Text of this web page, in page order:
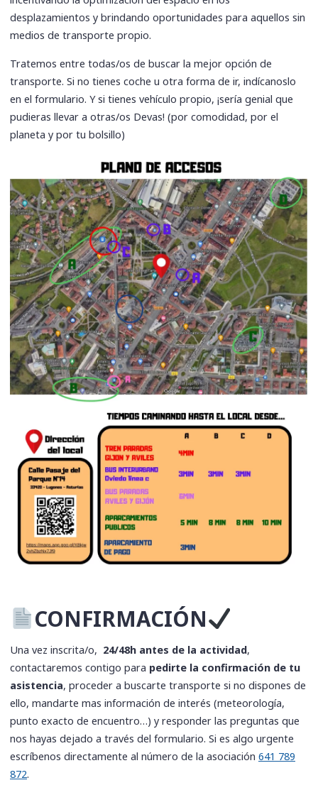
desplazamientos y brindando oportunidades para aquellos sin
medios de transporte propio.
Tratemos entre todas/os de buscar la mejor opción de
transporte. Si no tienes coche u otra forma de ir, indícanoslo
en el formulario. Y si tienes vehículo propio, ¡sería genial que
pudieras llevar a otras/os Devas! (por comodidad, por el
planeta y por tu bolsillo)
CONFIRMACIÓN
Una vez inscrita/o, 24/48h antes de la actividad,
contactaremos contigo para pedirte la confirmación de tu
asistencia, proceder a buscarte transporte si no dispones de
ello, mandarte mas información de interés (meteorología,
punto exacto de encuentro…) y responder las preguntas que
nos hayas dejado a través del formulario. Si es algo urgente
escríbenos directamente al número de la asociación641 789
872.